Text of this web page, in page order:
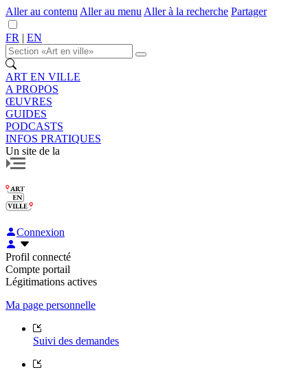
Aller au contenu Aller au menu Aller à la recherche Partager
FR | EN
ART EN VILLE
A PROPOS
ŒUVRES
GUIDES
PODCASTS
INFOS PRATIQUES
Un site de la
Connexion
Profil connecté
Compte portail
Légitimations actives
Ma page personnelle
Suivi des demandes